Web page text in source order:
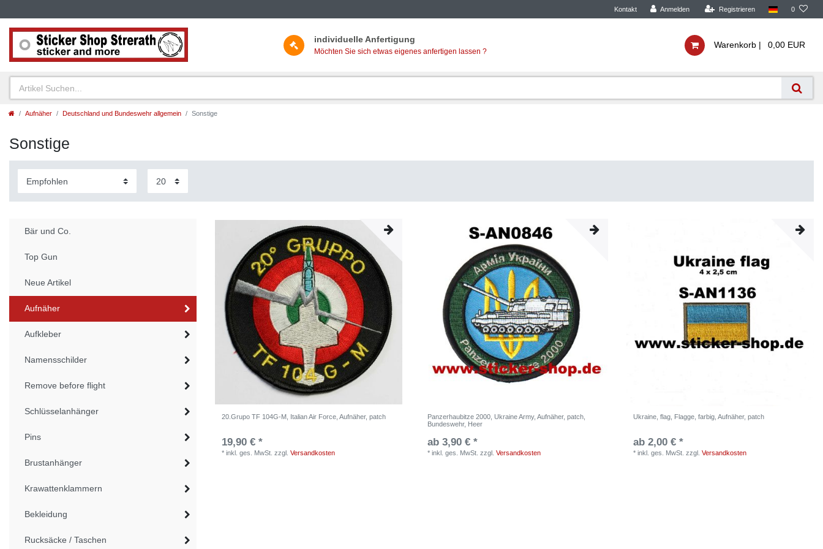
Kontakt Anmelden Registrieren 0
individuelle Anfertigung
Möchten Sie sich etwas eigenes anfertigen lassen ?
Warenkorb | 0,00 EUR
Aufnäher Deutschland und Bundeswehr allgemein Sonstige
Sonstige
Bär und Co.
Top Gun
Neue Artikel
Aufnäher
Aufkleber
Namensschilder
Remove before flight
Schlüsselanhänger
Pins
Brustanhänger
Krawattenklammern
Bekleidung
Rucksäcke / Taschen
20.Grupo TF 104G-M, Italian Air Force, Aufnäher, patch
19,90 € *
*inkl. ges. MwSt. zzgl.Versandkosten
Panzerhaubitze 2000, Ukraine Army, Aufnäher, patch,
Bundeswehr, Heer
ab 3,90 € *
*inkl. ges. MwSt. zzgl.Versandkosten
Ukraine, flag, Flagge, farbig, Aufnäher, patch
ab 2,00 € *
*inkl. ges. MwSt. zzgl.Versandkosten